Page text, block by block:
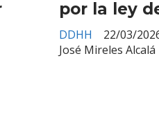
por la ley
José Mireles Alcalá
DDHH 22/03/
en tu